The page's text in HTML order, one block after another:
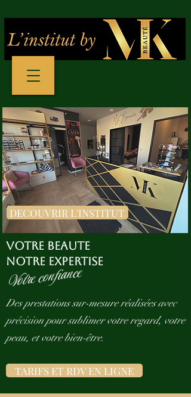
VOTRE BEAUTE
NOTRE EXPERTISE
Votre confiance
Des prestations sur-mesure réalisées avec
précision pour sublimer votre regard, votre
peau, et votre bien-être.
DECOUVRIR L'INSTITUT
TARIFS ET RDV EN LIGNE